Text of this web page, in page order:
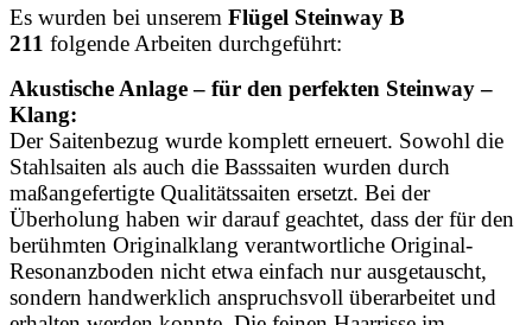
Es wurden bei unserem Flügel Steinway B
211 folgende Arbeiten durchgeführt:
Akustische Anlage – für den perfekten Steinway –
Klang:
Der Saitenbezug wurde komplett erneuert. Sowohl die
Stahlsaiten als auch die Basssaiten wurden durch
maßangefertigte Qualitätssaiten ersetzt. Bei der
Überholung haben wir darauf geachtet, dass der für den
berühmten Originalklang verantwortliche Original-
Resonanzboden nicht etwa einfach nur ausgetauscht,
sondern handwerklich anspruchsvoll überarbeitet und